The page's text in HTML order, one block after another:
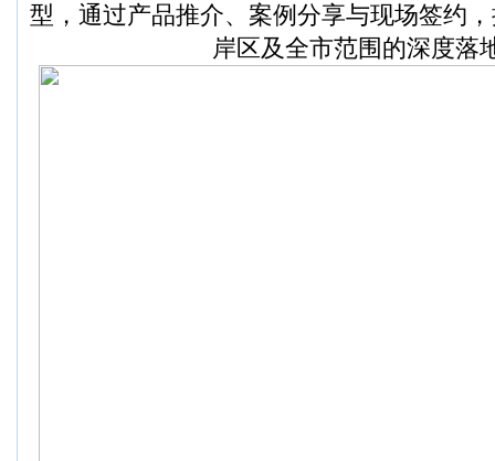
型，通过产品推介、案例分享与现场签约
岸区及全市范围的深度落